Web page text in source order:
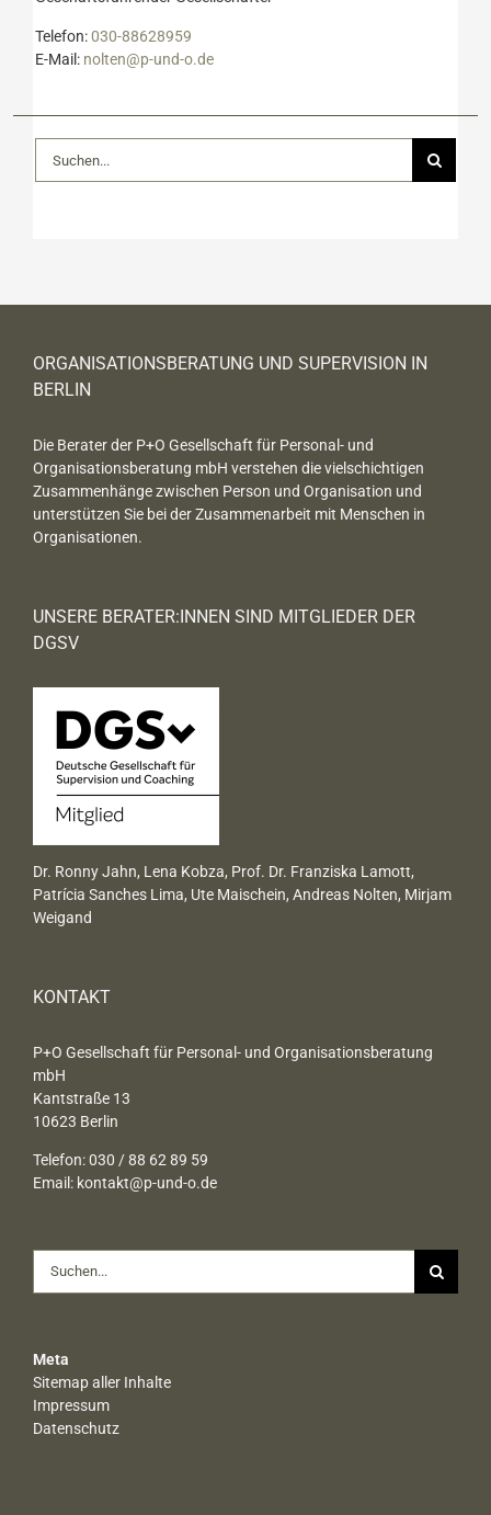
Telefon:030-88628959
E-Mail: nolten@p-und-o.de
nach:
ORGANISATIONSBERATUNG UND SUPERVISION IN
BERLIN
Die Berater der P+O Gesellschaft für Personal- und
Organisationsberatung mbH verstehen die vielschichtigen
Zusammenhänge zwischen Person und Organisation und
unterstützen Sie bei der Zusammenarbeit mit Menschen in
Organisationen.
UNSERE BERATER:INNEN SIND MITGLIEDER DER
DGSV
Dr. Ronny Jahn, Lena Kobza, Prof. Dr. Franziska Lamott,
Patrícia Sanches Lima, Ute Maischein, Andreas Nolten, Mirjam
Weigand
KONTAKT
P+O Gesellschaft für Personal- und Organisationsberatung
mbH
Kantstraße 13
10623 Berlin
Telefon: 030 / 88 62 89 59
Email: kontakt@p-und-o.de
Meta
Sitemap aller Inhalte
Impressum
Datenschutz